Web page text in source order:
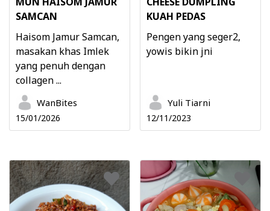
SAMCAN
Haisom Jamur Samcan,
masakan khas Imlek
yang penuh dengan
collagen ...
WanBites
15/01/2026
KUAH PEDAS
Pengen yang seger2,
yowis bikin jni
Yuli Tiarni
12/11/2023